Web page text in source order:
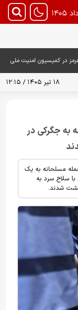
در کمیسیون امنیت ملی
۱۸ تیر ۱۴۰۵ / ۱۲:۱۵
به جگرکی در
مسلحانه به یک
سلاح سرد به
شدند.